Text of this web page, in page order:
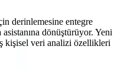
derinlemesine entegre
dönüştürüyor. Yeni
kişisel veri analizi özellikleri